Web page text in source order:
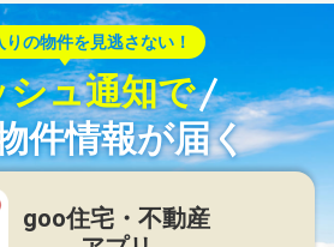
りの物件を見逃さない！
シュ通知で
件情報が届く
goo住宅・不動産